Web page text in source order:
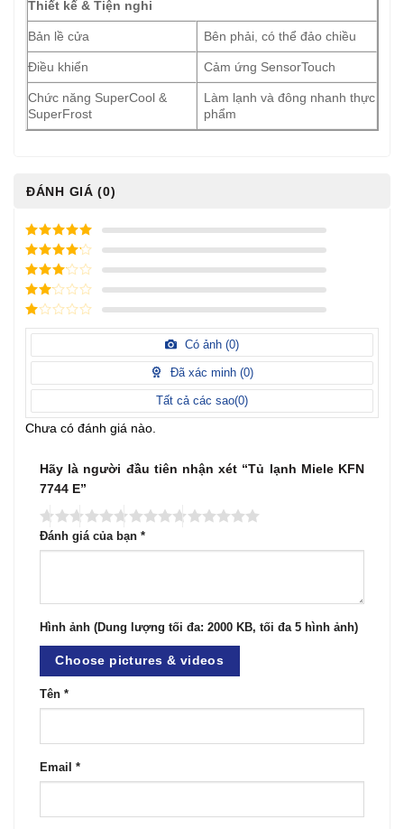
Thiết kế & Tiện nghi
Bản lề cửa Bên phải, có thể đảo chiều
Điều khiển Cảm ứng SensorTouch
Chức năng SuperCool &
SuperFrost
Làm lạnh và đông nhanh thực
phẩm
ĐÁNH GIÁ (0)
5/ 5 điểm
4/ 5
điểm
3/ 5
điểm
2/
điểm
1
điểm
Có ảnh (0)
Đã xác minh (0)
Tất cả các sao(0)
Chưa có đánh giá nào.
Hãy là người đầu tiên nhận xét “Tủ lạnh Miele KFN
7744 E”
Đánh giá của bạn *
Hình ảnh (Dung lượng tối đa: 2000 KB, tối đa 5 hình ảnh)
Choose pictures & videos
Tên *
Email *